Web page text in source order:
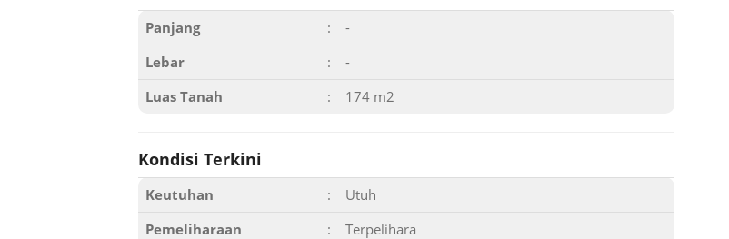
Panjang :
-
Lebar
:
-
Luas Tanah
: 174 m2
Kondisi Terkini
Keutuhan :
Utuh
Pemeliharaan
:
Terpelihara